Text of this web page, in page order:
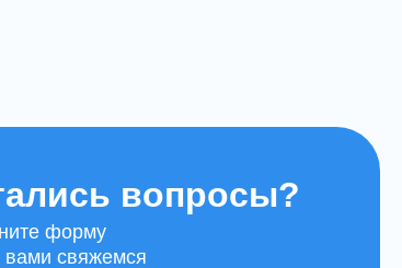
вопросы?
форму
свяжемся